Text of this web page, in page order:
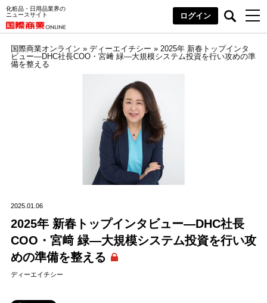
化粧品・日用品業界の
ニュースサイト
ログイン
国際商業オンライン » ディーエイチシー » 2025年 新春トップインタ
ビュー―DHC社長COO・宮﨑 緑―大規模システム投資を行い攻めの準
備を整える
2025.01.06
2025年 新春トップインタビュー―DHC社長
COO・宮﨑 緑―大規模システム投資を行い攻
めの準備を整える
ディーエイチシー